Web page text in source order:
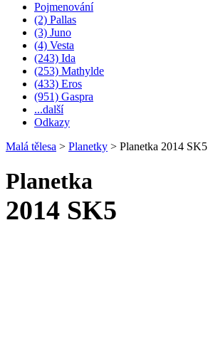
Pojmenování
(2) Pallas
(3) Juno
(4) Vesta
(243) Ida
(253) Mathylde
(433) Eros
(951) Gaspra
...další
Odkazy
Malá tělesa > Planetky > Planetka 2014 SK5
Planetka
2014 SK5